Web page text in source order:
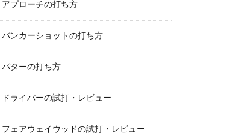
アプローチの打ち方
バンカーショットの打ち方
パターの打ち方
ドライバーの試打・レビュー
フェアウェイウッドの試打・レビュー